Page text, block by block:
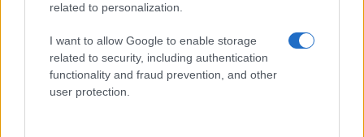
related to personalization.
I want to allow Google to enable storage
related to security, including authentication
functionality and fraud prevention, and other
user protection.